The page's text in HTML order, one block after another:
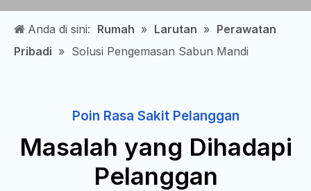
Anda di sini: Rumah » Larutan » Perawatan
Pribadi » Solusi Pengemasan Sabun Mandi
Poin Rasa Sakit Pelanggan
Masalah yang Dihadapi
Pelanggan